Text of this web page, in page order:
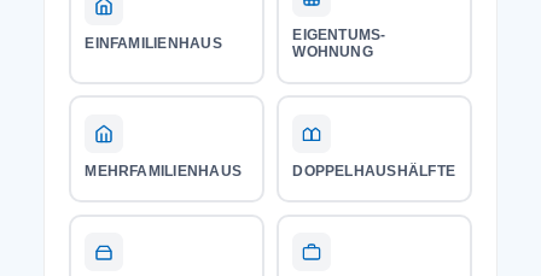
EINFAMILIEN­HAUS
EIGENTUMS­
WOHNUNG
MEHRFAMILIEN­HAUS DOPPELHAUS­HÄLFTE